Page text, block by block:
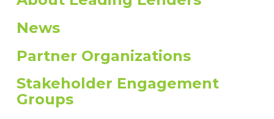
News
Partner Organizations
Stakeholder Engagement
Groups